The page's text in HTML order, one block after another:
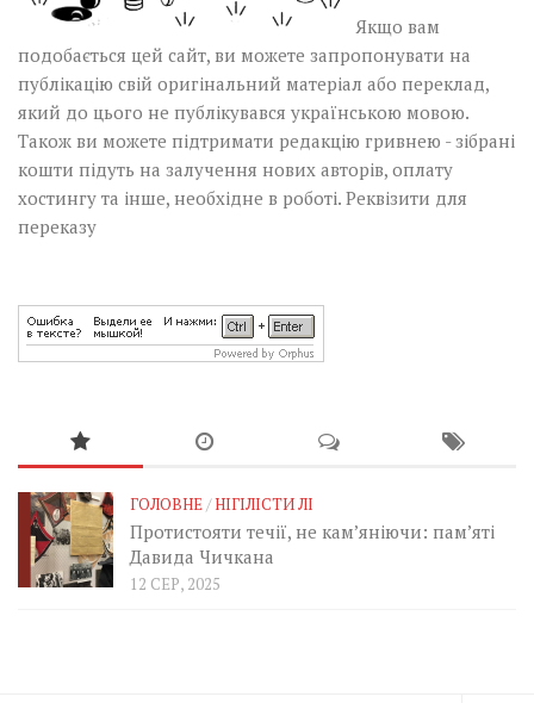
Якщо вам
подобається цей сайт, ви можете запропонувати на
публікацію свій оригінальний матеріал або переклад,
який до цього не публікувався українською мовою.
Також ви можете підтримати редакцію гривнею - зібрані
кошти підуть на залучення нових авторів, оплату
хостингу та інше, необхідне в роботі. Реквізити для
переказу
ГОЛОВНЕ/НІГІЛІСТИ ЛІ
Протистояти течії, не кам’яніючи: пам’яті
Давида Чичкана
12 СЕР, 2025